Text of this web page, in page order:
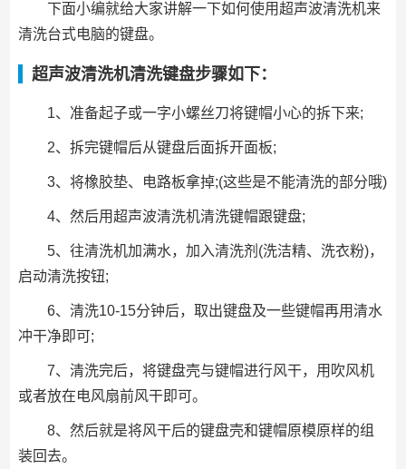
下面小编就给大家讲解一下如何使用超声波清洗机来
清洗台式电脑的键盘。
超声波清洗机清洗键盘步骤如下：
1、准备起子或一字小螺丝刀将键帽小心的拆下来;
2、拆完键帽后从键盘后面拆开面板;
3、将橡胶垫、电路板拿掉;(这些是不能清洗的部分哦)
4、然后用超声波清洗机清洗键帽跟键盘;
5、往清洗机加满水，加入清洗剂(洗洁精、洗衣粉)，
启动清洗按钮;
6、清洗10-15分钟后，取出键盘及一些键帽再用清水
冲干净即可;
7、清洗完后，将键盘壳与键帽进行风干，用吹风机
或者放在电风扇前风干即可。
8、然后就是将风干后的键盘壳和键帽原模原样的组
装回去。